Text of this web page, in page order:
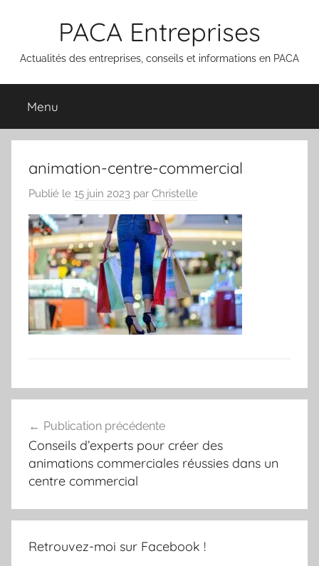
PACA Entreprises
Actualités des entreprises, conseils et informations en PACA
Menu
animation-centre-commercial
Publié le 15 juin 2023 par Christelle
de
l’article
Publication précédente
Conseils d’experts pour créer des
animations commerciales réussies dans un
centre commercial
Retrouvez-moi sur Facebook !